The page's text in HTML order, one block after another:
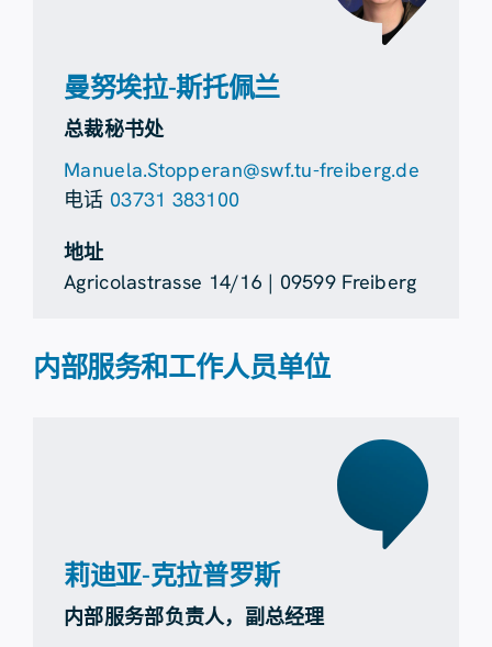
曼努埃拉-斯托佩兰
总裁秘书处
Manuela.Stopperan@swf.tu-freiberg.de
电话 03731 383100
地址
Agricolastrasse 14/16 | 09599 Freiberg
内部服务和工作人员单位
莉迪亚-克拉普罗斯
内部服务部负责人，副总经理